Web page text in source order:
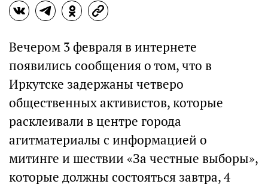
Вечером 3 февраля в интернете
появились сообщения о том, что в
Иркутске задержаны четверо
общественных активистов, которые
расклеивали в центре города
агитматериалы с информацией о
митинге и шествии «За честные выборы»,
которые должны состояться завтра, 4